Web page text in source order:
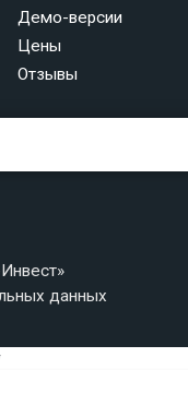
Демо-версии
Цены
Отзывы
данных